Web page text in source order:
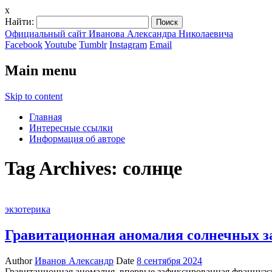
x
Найти:
Официальный сайт Иванова Александра Николаевича
FacebookYoutube Tumblr Instagram Email
Main menu
Skip to content
Главная
Интересные ссылки
Информация об авторе
Tag Archives: солнце
экзотерика
Гравитационная аномалия солнечных
AuthorИванов Александр Date 8 сентября 2024